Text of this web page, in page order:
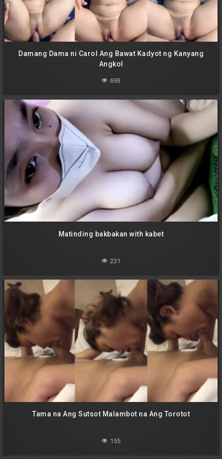
Damang Dama ni Carol Ang Bawat Kadyot ng Kanyang
Angkol
693
Matinding bakbakan with kabet
231
Tama na Ang Sutsot Malambot na Ang Torotot
155